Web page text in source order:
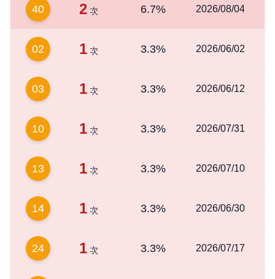
40 2 次 6.7% 2026/08/04
02 1 次 3.3% 2026/06/02
03 1 次 3.3% 2026/06/12
10 1 次 3.3% 2026/07/31
13 1 次 3.3% 2026/07/10
14 1 次 3.3% 2026/06/30
24 1 次 3.3% 2026/07/17